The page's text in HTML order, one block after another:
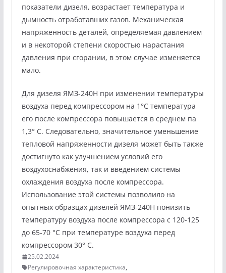
показатели дизеля, возрастает температура и
дымность отработавших газов. Механическая
напряженность деталей, определяемая давлением
и в некоторой степени скоростью нарастания
давления при сгорании, в этом случае изменяется
мало.
Для дизеля ЯМЗ-240Н при изменении температуры
воздуха перед компрессором на 1°С температура
его после компрессора повышается в среднем па
1,3° С. Следовательно, значительное уменьшение
тепловой напряженности дизеля может быть также
достигнуто как улучшением условий его
воздухоснабжения, так и введением системы
охлаждения воздуха после компрессора.
Использование этой системы позволило на
опытных образцах дизелей ЯМЗ-240Н понизить
температуру воздуха после компрессора с 120-125
до 65-70 °С при температуре воздуха перед
компрессором 30° С.
25.02.2024
Регулировочная характеристика,